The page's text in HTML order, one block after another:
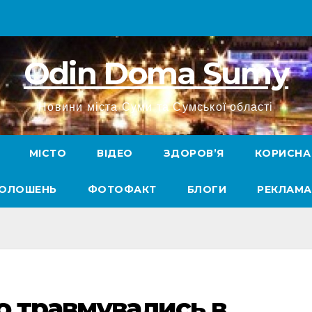
Odin Doma Sumy
Новини міста Суми та Сумської області
МІСТО ВІДЕО ЗДОРОВ’Я КОРИСНА
ФОТОФАКТ БЛОГИ РЕКЛАМА